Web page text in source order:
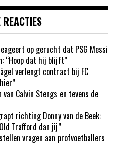
REACTIES
op gerucht dat PSG Messi
“Hoop dat hij blijft”
verlengt contract bij FC
Calvin Stengs en tevens de
richting Donny van de Beek:
Trafford dan jij”
vragen aan profvoetballers